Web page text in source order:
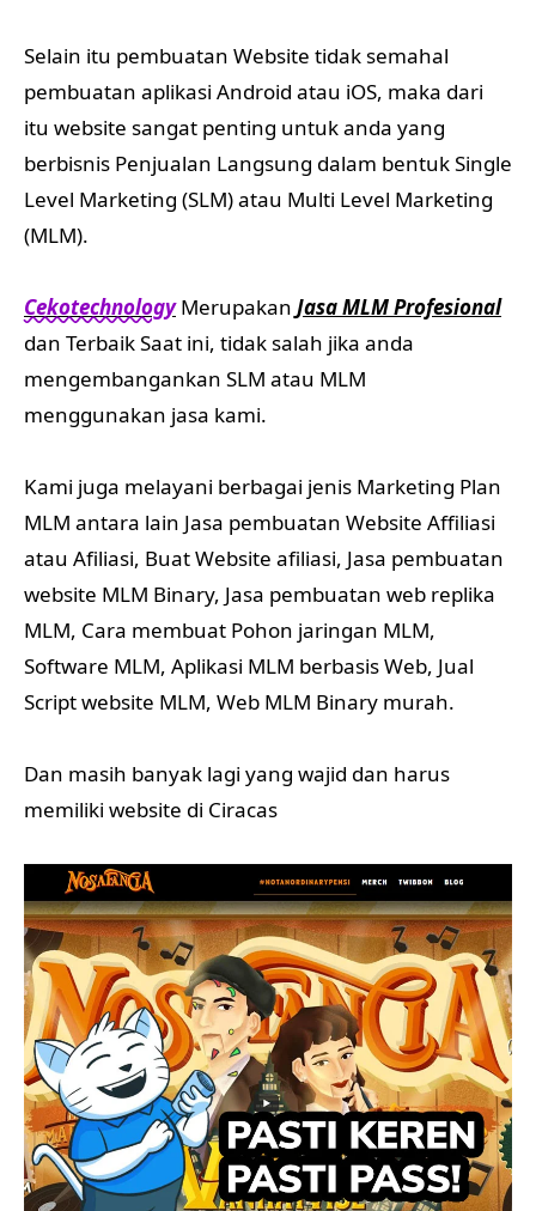
Selain itu pembuatan Website tidak semahal
pembuatan aplikasi Android atau iOS, maka dari
itu website sangat penting untuk anda yang
berbisnis Penjualan Langsung dalam bentuk Single
Level Marketing (SLM) atau Multi Level Marketing
(MLM).
CekotechnologyMerupakan Jasa MLM Profesional
dan Terbaik Saat ini, tidak salah jika anda
mengembangankan SLM atau MLM
menggunakan jasa kami.
Kami juga melayani berbagai jenis Marketing Plan
MLM antara lain Jasa pembuatan Website Affiliasi
atau Afiliasi, Buat Website afiliasi, Jasa pembuatan
website MLM Binary, Jasa pembuatan web replika
MLM, Cara membuat Pohon jaringan MLM,
Software MLM, Aplikasi MLM berbasis Web, Jual
Script website MLM, Web MLM Binary murah.
Dan masih banyak lagi yang wajid dan harus
memiliki website di Ciracas